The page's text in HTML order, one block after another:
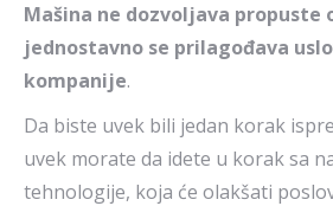
Mašina ne dozvoljava propuste
jednostavno se prilagođava
kompanije.
Da biste uvek bili jedan korak
uvek morate da idete u korak sa
tehnologije, koja će olakšati